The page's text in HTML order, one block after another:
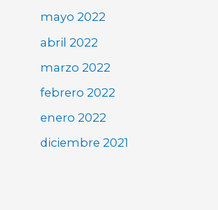
mayo 2022
abril 2022
marzo 2022
febrero 2022
enero 2022
diciembre 2021